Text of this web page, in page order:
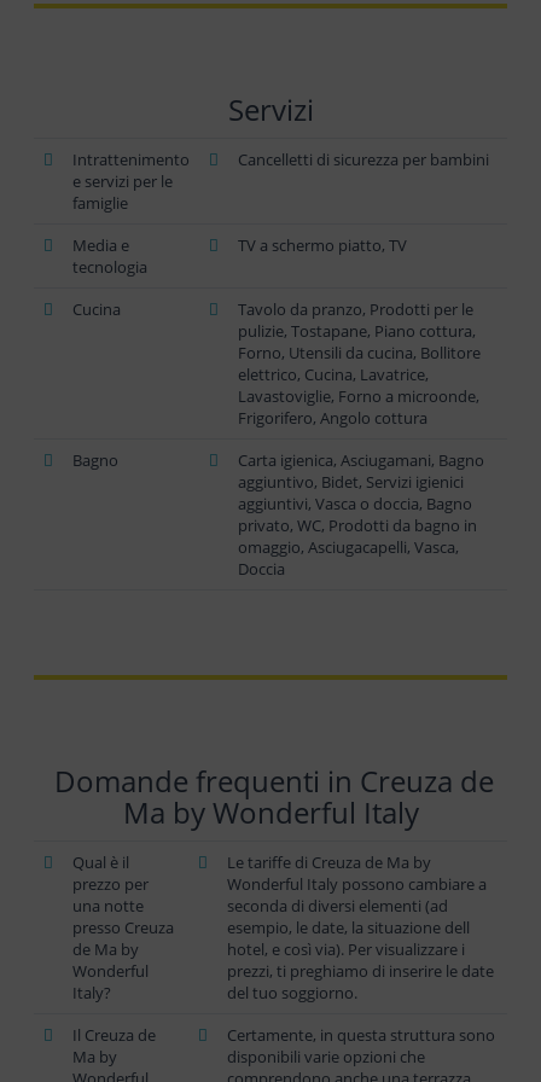
Servizi
Intrattenimento
e servizi per le
famiglie
Cancelletti di sicurezza per bambini
Media e
tecnologia
TV a schermo piatto, TV
Cucina
Tavolo da pranzo, Prodotti per le
pulizie, Tostapane, Piano cottura,
Forno, Utensili da cucina, Bollitore
elettrico, Cucina, Lavatrice,
Lavastoviglie, Forno a microonde,
Frigorifero, Angolo cottura
Bagno
Carta igienica, Asciugamani, Bagno
aggiuntivo, Bidet, Servizi igienici
aggiuntivi, Vasca o doccia, Bagno
privato, WC, Prodotti da bagno in
omaggio, Asciugacapelli, Vasca,
Doccia
Domande frequenti in Creuza de
Ma by Wonderful Italy
Qual è il
prezzo per
una notte
presso Creuza
de Ma by
Wonderful
Italy?
Le tariffe di Creuza de Ma by
Wonderful Italy possono cambiare a
seconda di diversi elementi (ad
esempio, le date, la situazione dell
hotel, e così via). Per visualizzare i
prezzi, ti preghiamo di inserire le date
del tuo soggiorno.
Il Creuza de
Ma by
Certamente, in questa struttura sono
disponibili varie opzioni che